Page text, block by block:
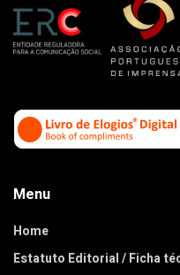
Menu
Home
Estatuto Editorial / Ficha